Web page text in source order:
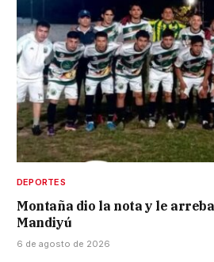
DEPORTES
Montaña dio la nota y le
Mandiyú
6 de agosto de 2026